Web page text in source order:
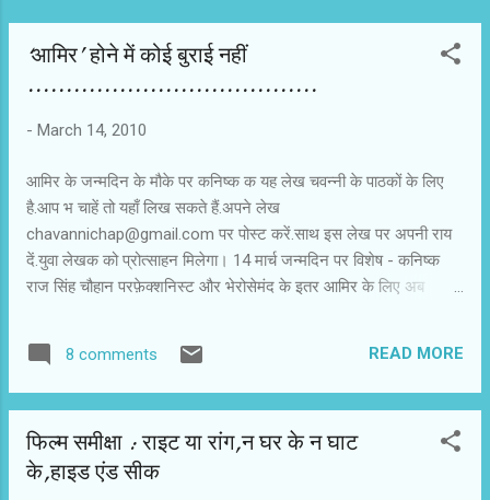
‘आमिर’ होने में कोई बुराई नहीं
......................................
- March 14, 2010
आमिर के जन्मदिन के मौके पर कनिष्क क यह लेख चवन्नी के पाठकों के लिए
है.आप भ चाहें तो यहाँ लिख सकते हैं.अपने लेख
chavannichap@gmail.com पर पोस्ट करें.साथ इस लेख पर अपनी राय
दें.युवा लेखक को प्रोत्साहन मिलेगा। 14 मार्च जन्‍मदिन पर विशेष - कनिष्क
राज सिंह चौहान परफ़ेक्‍शनिस्‍ट और भेरोसेमंद के इतर आमिर के लिए अब
जवाबदेही दर्शकों , सिनेमा और बाज़ार के प्रति. और कुछ हद तक समाज के लिए
भी. आमिर के चाहने वालों की तादाद में अचानक से काफ़ी बढ़ोत्तरी हुई है ख़ासकर
फ़िल्‍मों से ज़्यादा उसका परसोना है , जो दृढ़ , विश्‍वसनीय और नैतिक है. इसी
व्यक्तित्व को दर्शक उसके किरदारों से भी जुड़ा पाते हैं. होली से इडियट्स तक
8 comments READ MORE
फिल्‍म समीक्षा : राइट या रांग,न घर के न घाट
के,हाइड एंड सीक